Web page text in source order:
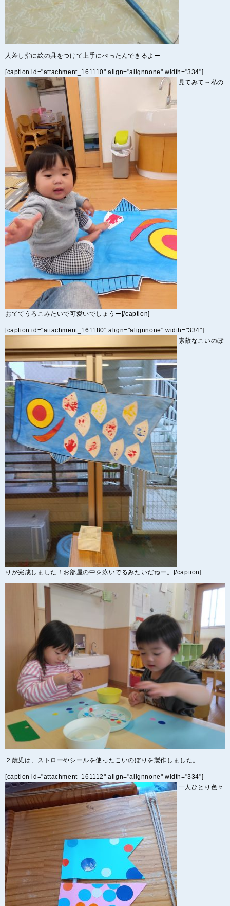
人差し指に絵の具をつけて上手にぺったんできるよー
[caption id="attachment_161110" align="alignnone" width="334"]
見てみて～私の
おててうろこみたいで可愛いでしょうー[/caption]
[caption id="attachment_161180" align="alignnone" width="334"]
素敵なこいのぼ
りが完成しました！お部屋の中を泳いでるみたいだねー。[/caption]
２歳児は、ストローやシールを使ったこいのぼりを製作しました。
[caption id="attachment_161112" align="alignnone" width="334"]
一人ひとり色々